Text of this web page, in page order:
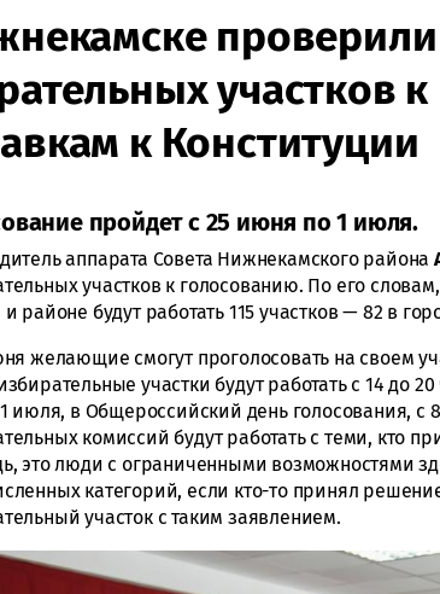
проверили
участков
к Конституции
пройдет с 25 июня по 1 июля.
аппарата Совета Нижнекамского района
участков к голосованию. По его
и районе будут работать 115 участков — 82 в
желающие смогут проголосовать на своем
участки будут работать с 14 до
июля, в Общероссийский день голосования, с
комиссий будут работать с теми, кто
это люди с ограниченными возможностями
категорий, если кто-то принял
участок с таким заявлением.